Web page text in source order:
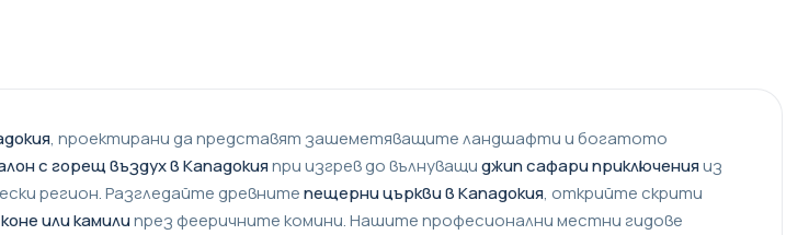
, проектирани да представят зашеметяващите ландшафти и богатото
с горещ въздух в Кападокияпри изгрев до вълнуващиджип сафари приключенияиз
регион. Разгледайте древнитепещерни църкви в Кападокия, открийте скрити
или камилипрез фееричните комини. Нашите професионални местни гидове